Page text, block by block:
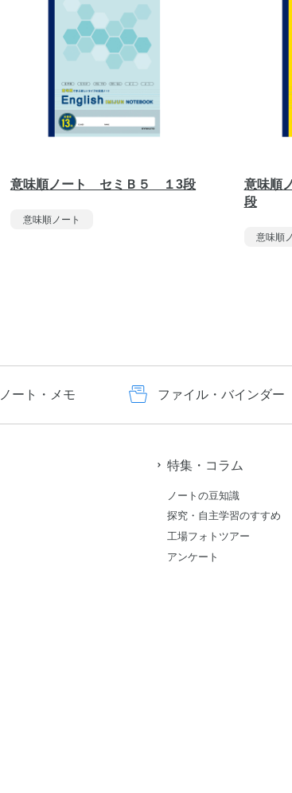
意味順ノート セミＢ５ １3段
意味順ノート
意味順
段
意味順
ノート・メモ ファイル・バインダー
特集・コラム
ノートの豆知識
探究・自主学習のすすめ
工場フォトツアー
アンケート